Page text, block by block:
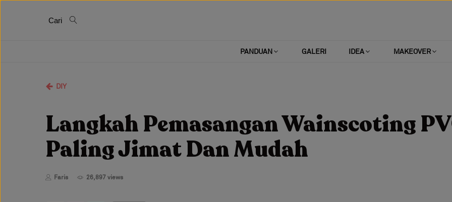
Cari
PANDUAN GALERI IDEA MAKEOVER
DIY
Langkah Pemasangan Wainscoting
Paling Jimat Dan Mudah
Faris 26,897 views